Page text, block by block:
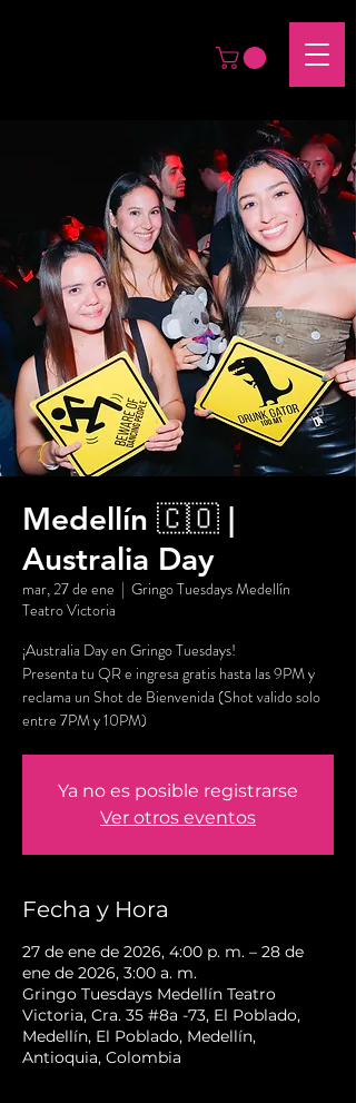
Medellín 🇨🇴 |
Australia Day
mar, 27 de ene
  |
Gringo Tuesdays Medellín
Teatro Victoria
¡Australia Day en Gringo Tuesdays!
Presenta tu QR e ingresa gratis hasta las 9PM y
reclama un Shot de Bienvenida (Shot valido solo
entre 7PM y 10PM)
Ya no es posible registrarse
Ver otros eventos
Fecha y Hora
27 de ene de 2026, 4:00 p. m. – 28 de
ene de 2026, 3:00 a. m.
Gringo Tuesdays Medellín Teatro
Victoria, Cra. 35 #8a -73, El Poblado,
Medellín, El Poblado, Medellín,
Antioquia, Colombia